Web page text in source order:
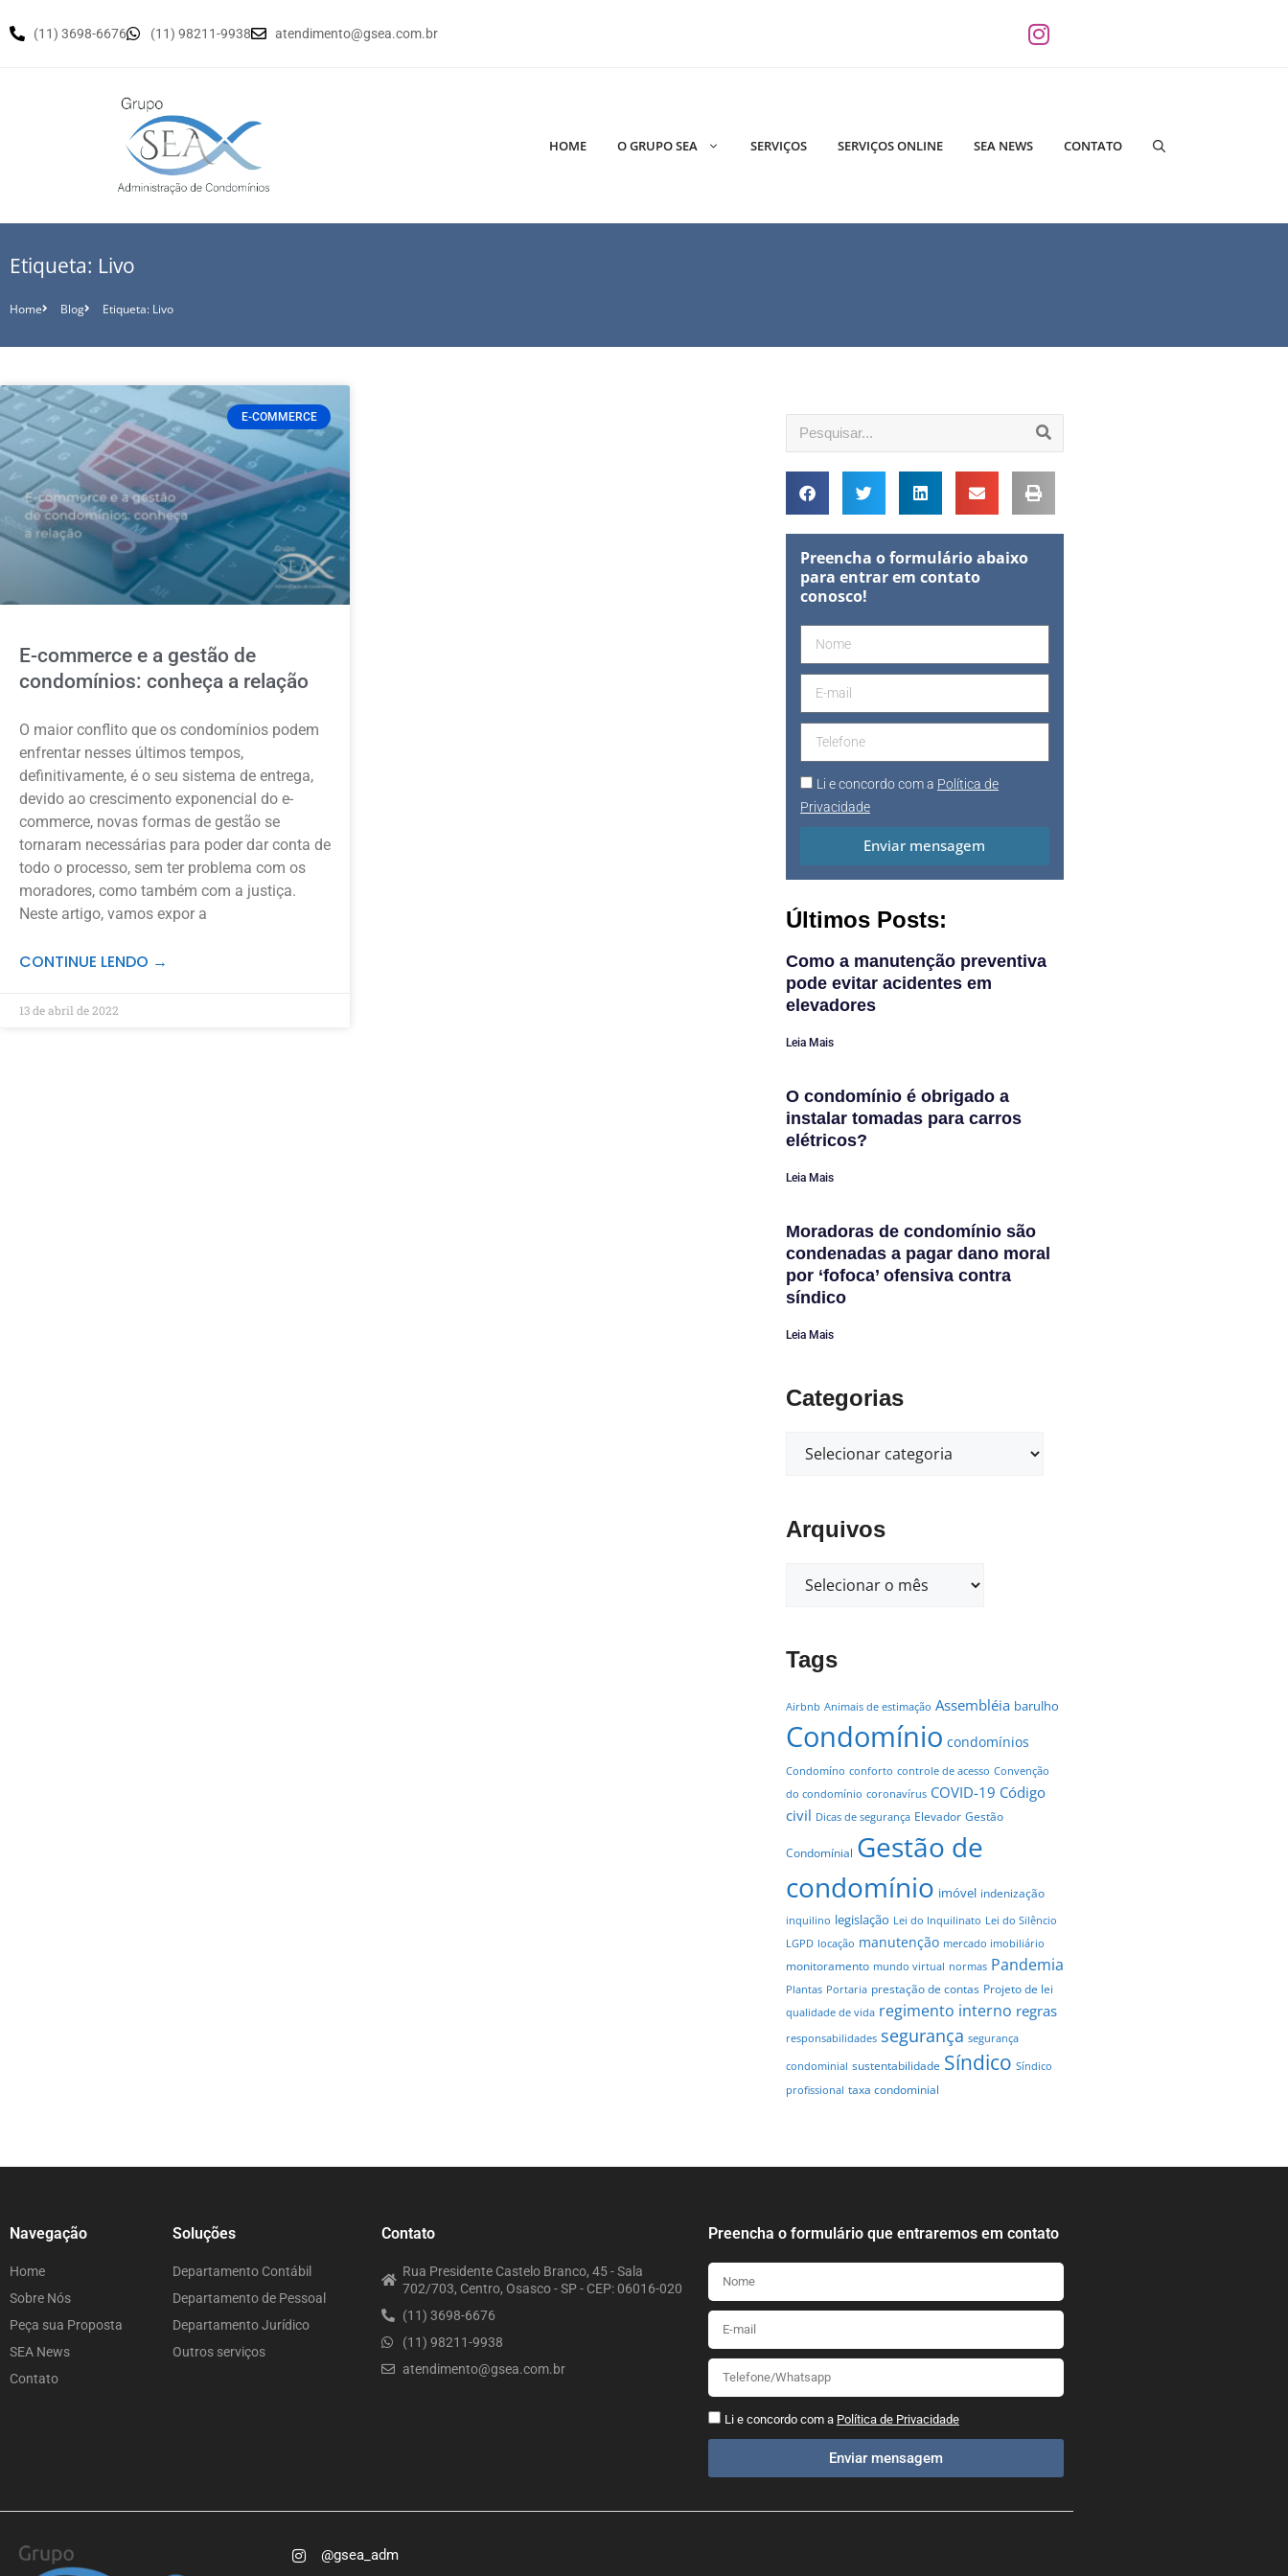
(11) 3698-6676 (11) 98211-9938 atendimento@gsea.com.br
HOME O GRUPO SEA SERVIÇOS SERVIÇOS ONLINE SEA NEWS CONTATO
Etiqueta: Livo
Home Blog Etiqueta: Livo
E-COMMERCE
E-commerce e a gestão de
condomínios: conheça a relação
O maior conflito que os condomínios podem
enfrentar nesses últimos tempos,
definitivamente, é o seu sistema de entrega,
devido ao crescimento exponencial do e-
commerce, novas formas de gestão se
tornaram necessárias para poder dar conta de
todo o processo, sem ter problema com os
moradores, como também com a justiça.
Neste artigo, vamos expor a
CONTINUE LENDO →
13 de abril de 2022
Preencha o formulário abaixo
para entrar em contato
conosco!
Li e concordo com a Política de
Privacidade
Enviar mensagem
Últimos Posts:
Como a manutenção preventiva
pode evitar acidentes em
elevadores
Leia Mais
O condomínio é obrigado a
instalar tomadas para carros
elétricos?
Leia Mais
Moradoras de condomínio são
condenadas a pagar dano moral
por ‘fofoca’ ofensiva contra
síndico
Leia Mais
Categorias
Arquivos
Tags
Airbnb Animais de estimação Assembléia barulho
Condomínio condomínios
Condomíno conforto controle de acesso Convenção
do condomínio coronavírus COVID-19 Código
civil Dicas de segurança Elevador Gestão
Condomínial Gestão de
condomínio imóvel indenização
inquilino legislação Lei do Inquilinato Lei do Silêncio
LGPD locação manutenção mercado imobiliário
monitoramento mundo virtual normas Pandemia
Plantas Portaria prestação de contas Projeto de lei
qualidade de vida regimento interno regras
responsabilidades segurança segurança
condominial sustentabilidade Síndico Síndico
profissional taxa condominial
Navegação
Home
Sobre Nós
Peça sua Proposta
SEA News
Contato
Soluções
Departamento Contábil
Departamento de Pessoal
Departamento Jurídico
Outros serviços
Contato
Rua Presidente Castelo Branco, 45 - Sala
702/703, Centro, Osasco - SP - CEP: 06016-020
(11) 3698-6676
(11) 98211-9938
atendimento@gsea.com.br
Preencha o formulário que entraremos em contato
Li e concordo com a Política de Privacidade
Enviar mensagem
@gsea_adm